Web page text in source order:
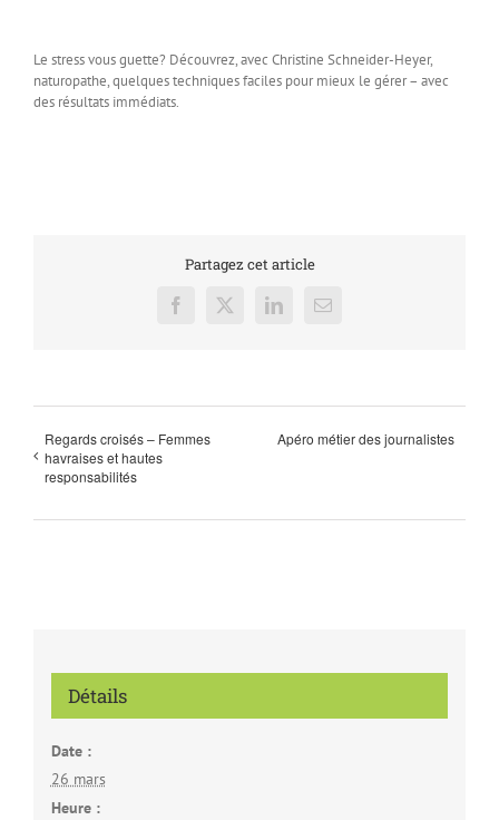
Le stress vous guette? Découvrez, avec Christine Schneider-Heyer,
naturopathe, quelques techniques faciles pour mieux le gérer – avec
des résultats immédiats.
Partagez cet article
Facebook
X LinkedInEmail
Regards croisés – Femmes
havraises et hautes
responsabilités
Apéro métier des journalistes
Détails
Date :
26 mars
Heure :